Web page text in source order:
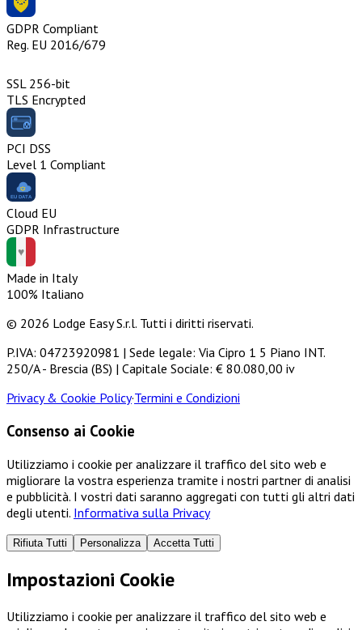
GDPR Compliant
Reg. EU 2016/679
SSL 256-bit
TLS Encrypted
PCI DSS
Level 1 Compliant
Cloud EU
GDPR Infrastructure
Made in Italy
100% Italiano
© 2026 Lodge Easy S.r.l. Tutti i diritti riservati.
P.IVA: 04723920981 | Sede legale: Via Cipro 1 5 Piano INT.
250/A - Brescia (BS) | Capitale Sociale: € 80.080,00 iv
Privacy & Cookie Policy·Termini e Condizioni
Consenso ai Cookie
Utilizziamo i cookie per analizzare il traffico del sito web e
migliorare la vostra esperienza tramite i nostri partner di analisi
e pubblicità. I vostri dati saranno aggregati con tutti gli altri dati
degli utenti. Informativa sulla Privacy
Rifiuta Tutti Personalizza Accetta Tutti
Impostazioni Cookie
Utilizziamo i cookie per analizzare il traffico del sito web e